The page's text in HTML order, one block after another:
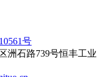
号
洲石路739号恒丰工业